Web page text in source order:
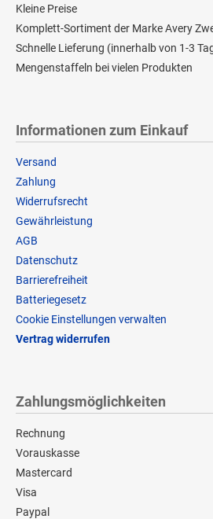
Kleine Preise
Komplett-Sortiment der Marke Avery
Schnelle Lieferung (innerhalb von 1-3
Mengenstaffeln bei vielen Produkten
Informationen zum Einkauf
Versand
Zahlung
Widerrufsrecht
Gewährleistung
AGB
Datenschutz
Barrierefreiheit
Batteriegesetz
Cookie Einstellungen verwalten
Vertrag widerrufen
Zahlungsmöglichkeiten
Rechnung
Vorauskasse
Mastercard
Visa
Paypal